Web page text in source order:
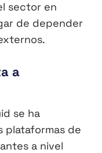
sector en
de depender
a
se ha
plataformas de
a nivel